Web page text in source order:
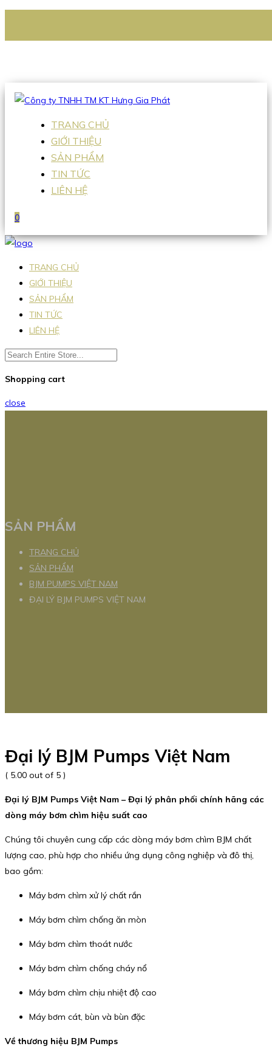
Hotline:0938 336 079
TRANG CHỦ
GIỚI THIỆU
SẢN PHẨM
TIN TỨC
LIÊN HỆ
0
TRANG CHỦ
GIỚI THIỆU
SẢN PHẨM
TIN TỨC
LIÊN HỆ
Shopping cart
close
SẢN PHẨM
TRANG CHỦ
SẢN PHẨM
BJM PUMPS VIỆT NAM
ĐẠI LÝ BJM PUMPS VIỆT NAM
Đại lý BJM Pumps Việt Nam
( 5.00 out of 5 )
Đại lý BJM Pumps Việt Nam – Đại lý phân phối chính hãng các
dòng máy bơm chìm hiệu suất cao
Chúng tôi chuyên cung cấp các dòng máy bơm chìm BJM chất
lượng cao, phù hợp cho nhiều ứng dụng công nghiệp và đô thị,
bao gồm:
Máy bơm chìm xử lý chất rắn
Máy bơm chìm chống ăn mòn
Máy bơm chìm thoát nước
Máy bơm chìm chống cháy nổ
Máy bơm chìm chịu nhiệt độ cao
Máy bơm cát, bùn và bùn đặc
Về thương hiệu BJM Pumps